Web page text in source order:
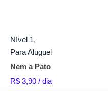
Nível 1,
Para Aluguel
Nem a Pato
R$ 3,90 / dia